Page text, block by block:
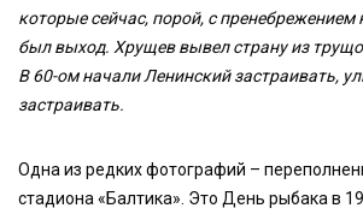
которые сейчас, порой, с
был выход. Хрущев вывел страну из
В 60-ом начали Ленинский застраивать,
застраивать.
Одна из редких фотографий –
стадиона «Балтика». Это День рыбака в